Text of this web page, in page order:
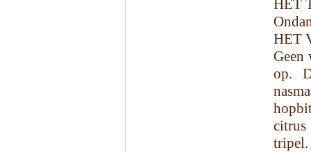
HET
HET
Geen
op.
tripel.